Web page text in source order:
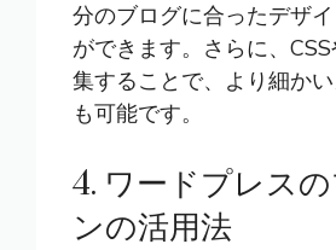
分のブログに合ったデザ
ができます。さらに、
集することで、より細か
も可能です。
4. ワードプレス
ンの活用法